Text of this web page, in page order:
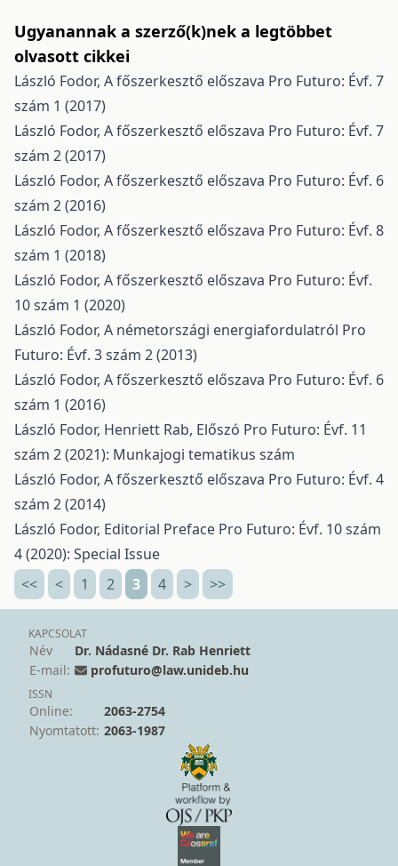
Ugyanannak a szerző(k)nek a legtöbbet
olvasott cikkei
László Fodor, A főszerkesztő előszava Pro Futuro: Évf. 7
szám 1 (2017)
László Fodor, A főszerkesztő előszava Pro Futuro: Évf. 7
szám 2 (2017)
László Fodor, A főszerkesztő előszava Pro Futuro: Évf. 6
szám 2 (2016)
László Fodor, A főszerkesztő előszava Pro Futuro: Évf. 8
szám 1 (2018)
László Fodor, A főszerkesztő előszava Pro Futuro: Évf.
10 szám 1 (2020)
László Fodor, A németországi energiafordulatról Pro
Futuro: Évf. 3 szám 2 (2013)
László Fodor, A főszerkesztő előszava Pro Futuro: Évf. 6
szám 1 (2016)
László Fodor, Henriett Rab, Előszó Pro Futuro: Évf. 11
szám 2 (2021): Munkajogi tematikus szám
László Fodor, A főszerkesztő előszava Pro Futuro: Évf. 4
szám 2 (2014)
László Fodor, Editorial Preface Pro Futuro: Évf. 10 szám
4 (2020): Special Issue
<<
< 1 2 3 4 > >>
KAPCSOLAT
Név
Dr. Nádasné Dr. Rab Henriett
E-mail:
profuturo@law.unideb.hu
ISSN
Online:
2063-2754
Nyomtatott: 2063-1987